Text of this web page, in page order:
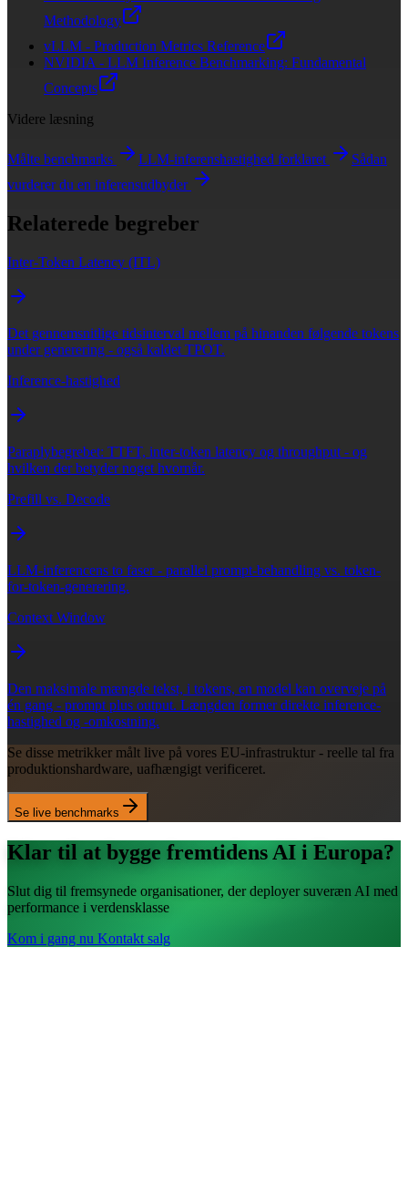
Methodology
vLLM - Production Metrics Reference
NVIDIA - LLM Inference Benchmarking: Fundamental
Concepts
Videre læsning
Målte benchmarks LLM-inferenshastighed forklaret
Sådan
vurderer du en inferensudbyder
Relaterede begreber
Inter-Token Latency (ITL)
Det gennemsnitlige tidsinterval mellem på hinanden følgende tokens
under generering - også kaldet TPOT.
Inference-hastighed
Paraplybegrebet: TTFT, inter-token latency og throughput - og
hvilken der betyder noget hvornår.
Prefill vs. Decode
LLM-inferencens to faser - parallel prompt-behandling vs. token-
for-token-generering.
Context Window
Den maksimale mængde tekst, i tokens, en model kan overveje på
én gang - prompt plus output. Længden former direkte inference-
hastighed og -omkostning.
Se disse metrikker målt live på vores EU-infrastruktur - reelle tal fra
produktionshardware, uafhængigt verificeret.
Se live benchmarks
Klar til at bygge fremtidens AI i Europa?
Slut dig til fremsynede organisationer, der deployer suveræn AI med
performance i verdensklasse
Kom i gang nu Kontakt salg